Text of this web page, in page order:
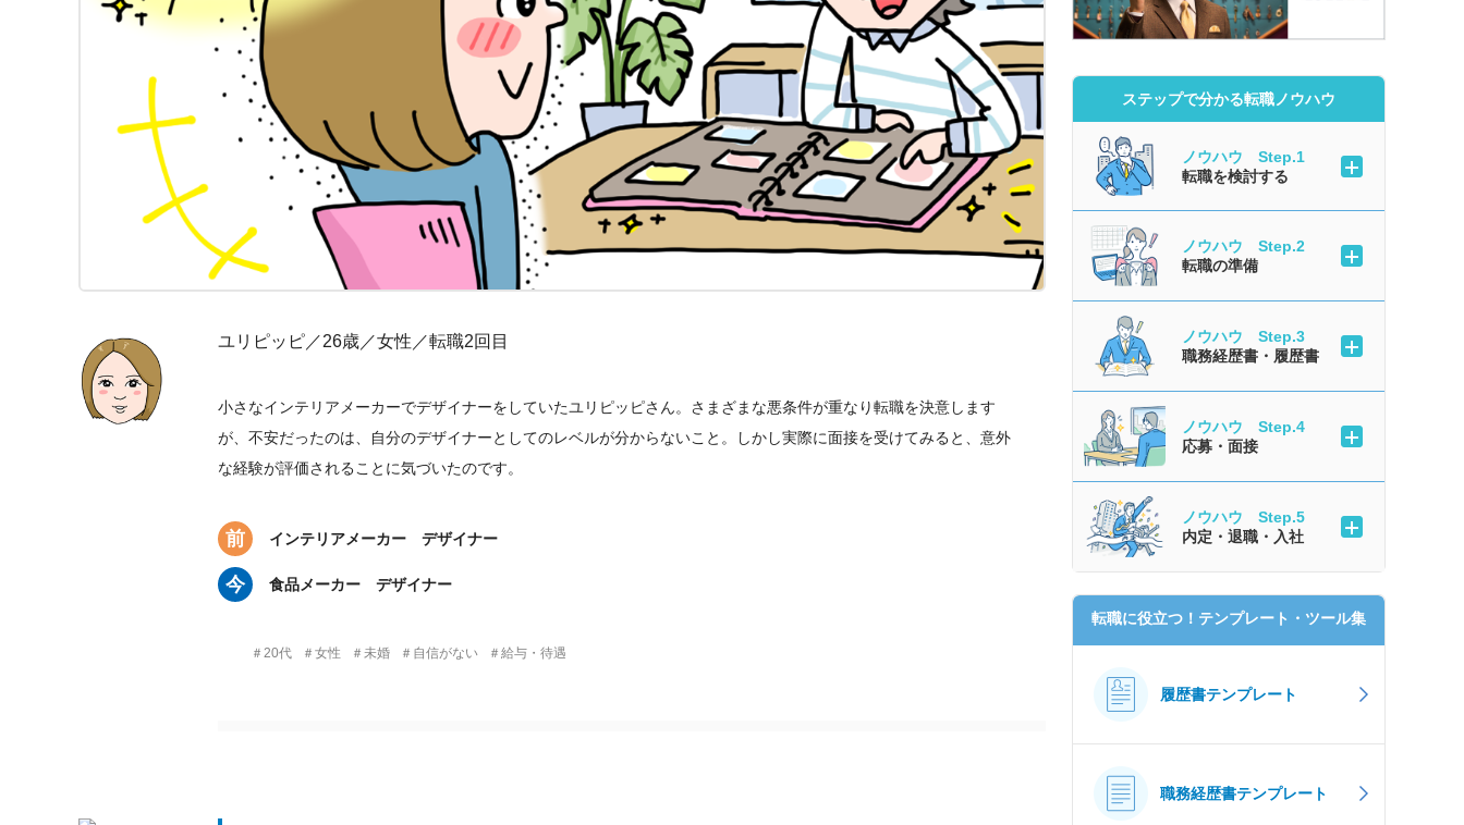
ユリピッピ／26歳／女性／転職2回目
小さなインテリアメーカーでデザイナーをしていたユリピッピさん。さまざまな悪条件が重なり転職を決意します
が、不安だったのは、自分のデザイナーとしてのレベルが分からないこと。しかし実際に面接を受けてみると、意外
な経験が評価されることに気づいたのです。
前 インテリアメーカー デザイナー
今 食品メーカー デザイナー
＃ 20代 ＃ 女性 ＃ 未婚 ＃ 自信がない ＃ 給与・待遇
ステップで分かる転職ノウハウ
ノウハウ Step.1
転職を検討する
ノウハウ Step.2
転職の準備
ノウハウ Step.3
職務経歴書・履歴書
ノウハウ Step.4
応募・面接
ノウハウ Step.5
内定・退職・入社
転職に役立つ！テンプレート・ツール集
履歴書テンプレート
職務経歴書テンプレート